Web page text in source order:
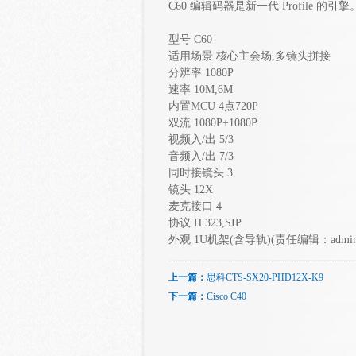
C60 编辑码器是新一代 Profile 的引擎
型号 C60
适用场景 核心主会场,多镜头拼接
分辨率 1080P
速率 10M,6M
内置MCU 4点720P
双流 1080P+1080P
视频入/出 5/3
音频入/出 7/3
同时接镜头 3
镜头 12X
麦克接口 4
协议 H.323,SIP
外观 1U机架(含导轨)(责任编辑：
上一篇： 思科CTS-SX20-PHD12X-K9
下一篇： Cisco C40